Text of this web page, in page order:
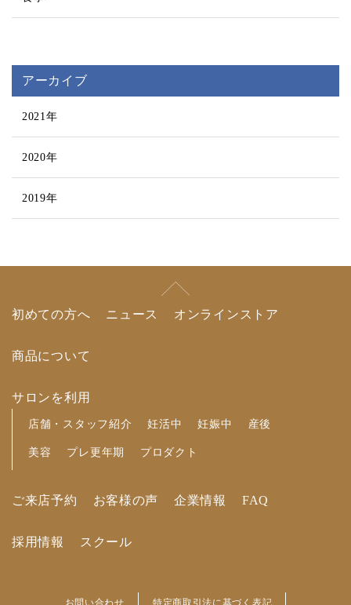
アーカイブ
2021年
2020年
2019年
初めての方へ ニュース オンラインストア
商品について
サロンを利用
店舗・スタッフ紹介
妊活中 妊娠中 産後
美容 プレ更年期 プロダクト
ご来店予約 お客様の声 企業情報 FAQ
採用情報 スクール
お問い合わせ 特定商取引法に基づく表記